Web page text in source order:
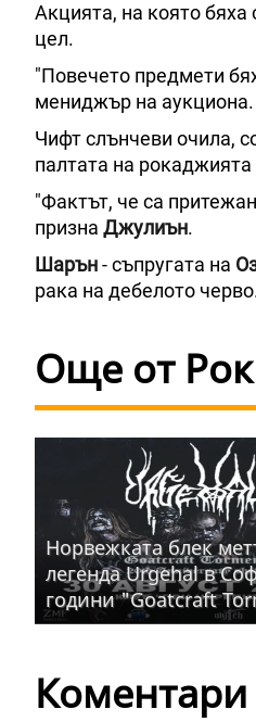
Акцията, на която бяха
цел.
"Повечето предмети
мениджър на аукциона.
Чифт слънчеви очила,
палтата на
"Фактът, че са
призна Джулиън.
Шарън- съпругата на
рака на дебелото
Още от Рок
Норвежката блек
легенда Urgehal в
години "Goatcraft
Коментари